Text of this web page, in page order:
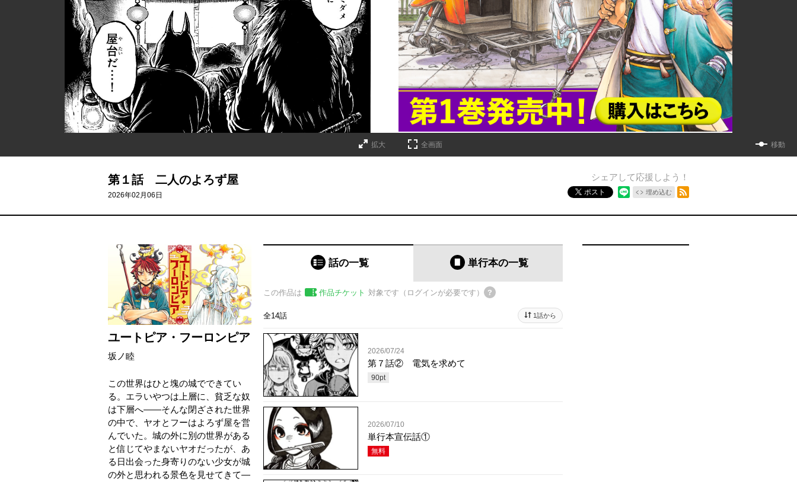
詳細ページへのリンク
拡大 全画面 移動
第１話 二人のよろず屋
2026年02月06日
シェアして応援しよう！
ポスト 埋め込む
ユートピア・フーロンピア
坂ノ睦
この世界はひと塊の城でできてい
る。エラいやつは上層に、貧乏な奴
は下層へ――そんな閉ざされた世界
の中で、ヤオとフーはよろず屋を営
んでいた。城の外に別の世界がある
と信じてやまないヤオだったが、あ
る日出会った身寄りのない少女が城
の外と思われる景色を見せてきて―
話の一覧 単行本の一覧
この作品は 作品チケット 対象です（ログインが必要です）
全14話 1話から
2026/07/24
第７話② 電気を求めて
90pt
2026/07/10
単行本宣伝話①
無料